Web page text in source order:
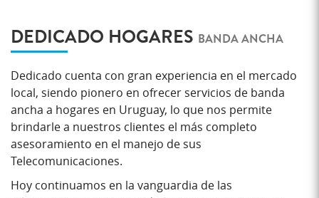
DEDICADO HOGARES BANDA ANCHA
Dedicado cuenta con gran experiencia en el mercado
local, siendo pionero en ofrecer servicios de banda
ancha a hogares en Uruguay, lo que nos permite
brindarle a nuestros clientes el más completo
asesoramiento en el manejo de sus
Telecomunicaciones.
Hoy continuamos en la vanguardia de las